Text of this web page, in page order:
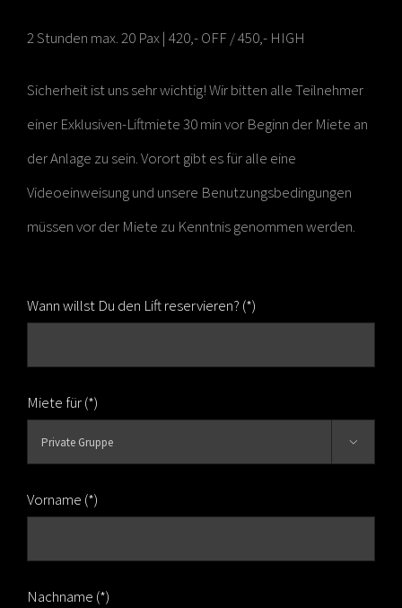
2 Stunden max. 20 Pax | 420,- OFF / 450,- HIGH
Sicherheit ist uns sehr wichtig! Wir bitten alle Teilnehmer
einer Exklusiven-Liftmiete 30 min vor Beginn der Miete an
der Anlage zu sein. Vorort gibt es für alle eine
Videoeinweisung und unsere Benutzungsbedingungen
müssen vor der Miete zu Kenntnis genommen werden.
Wann willst Du den Lift reservieren? (*)
Miete für (*)

Vorname (*)
Nachname (*)